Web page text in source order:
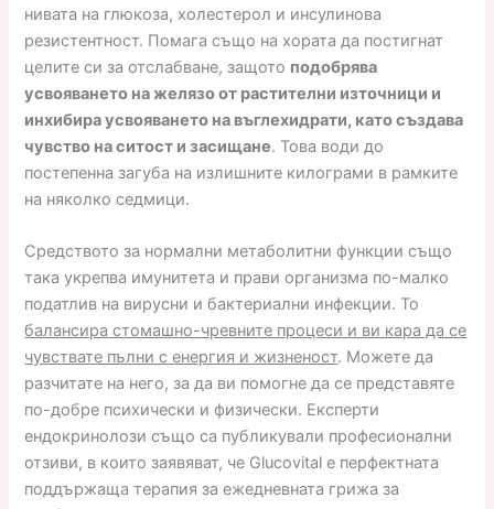
нивата на глюкоза, холестерол и инсулинова
резистентност. Помага също на хората да постигнат
целите си за отслабване, защото подобрява
усвояването на желязо от растителни източници и
инхибира усвояването на въглехидрати, като създава
чувство на ситост и засищане. Това води до
постепенна загуба на излишните килограми в рамките
на няколко седмици.
Средството за нормални метаболитни функции също
така укрепва имунитета и прави организма по-малко
податлив на вирусни и бактериални инфекции. То
балансира стомашно-чревните процеси и ви кара да се
чувствате пълни с енергия и жизненост. Можете да
разчитате на него, за да ви помогне да се представяте
по-добре психически и физически. Експерти
ендокринолози също са публикували професионални
отзиви, в които заявяват, че Glucovital е перфектната
поддържаща терапия за ежедневната грижа за